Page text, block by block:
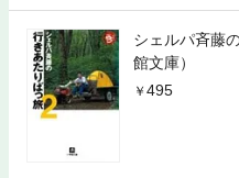
シェルパ斉藤
館文庫）
495